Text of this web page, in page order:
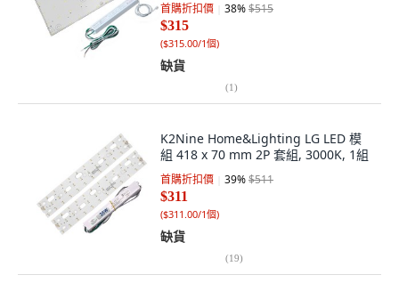
首購折扣價 38%$515
$315
($315.00/1個)
缺貨
(1)
K2Nine Home&Lighting LG LED 模
組 418 x 70 mm 2P 套組, 3000K, 1組
首購折扣價 39%$511
$311
($311.00/1個)
缺貨
(19)